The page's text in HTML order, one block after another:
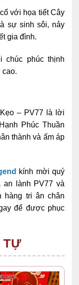
với họa tiết Cây
sự sinh sôi, nảy
gia đình.
chúc phúc thịnh
cao.
– PV77 là lời
Phúc Thuần
thành và ấm áp
kính mời quý
an lành PV77 và
hàng tri ân chân
để được phục
TỰ